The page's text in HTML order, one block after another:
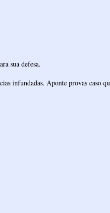
sua defesa.
infundadas. Aponte provas caso